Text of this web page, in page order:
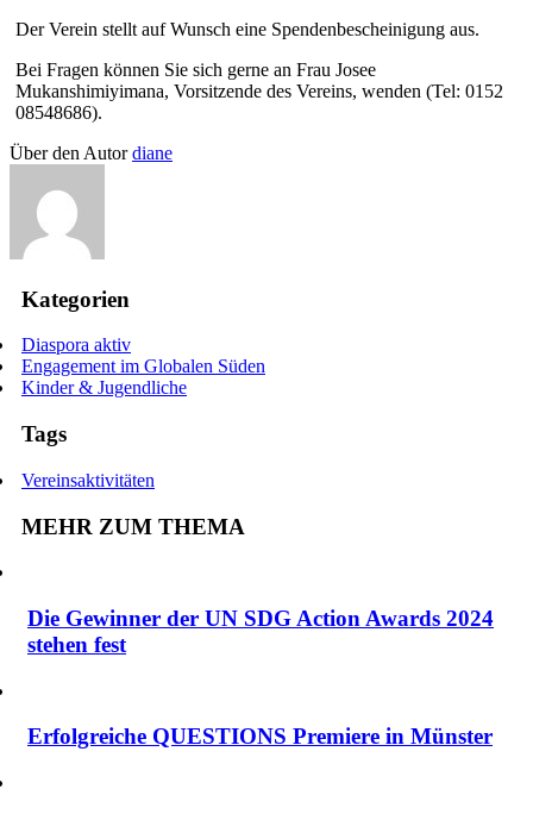
Der Verein stellt auf Wunsch eine Spendenbescheinigung aus.
Bei Fragen können Sie sich gerne an Frau Josee
Mukanshimiyimana, Vorsitzende des Vereins, wenden (Tel: 0152
08548686).
Über den Autordiane
Kategorien
Diaspora aktiv
Engagement im Globalen Süden
Kinder & Jugendliche
Tags
Vereinsaktivitäten
MEHR ZUM THEMA
Die Gewinner der UN SDG Action Awards 2024
stehen fest
Erfolgreiche QUESTIONS Premiere in Münster